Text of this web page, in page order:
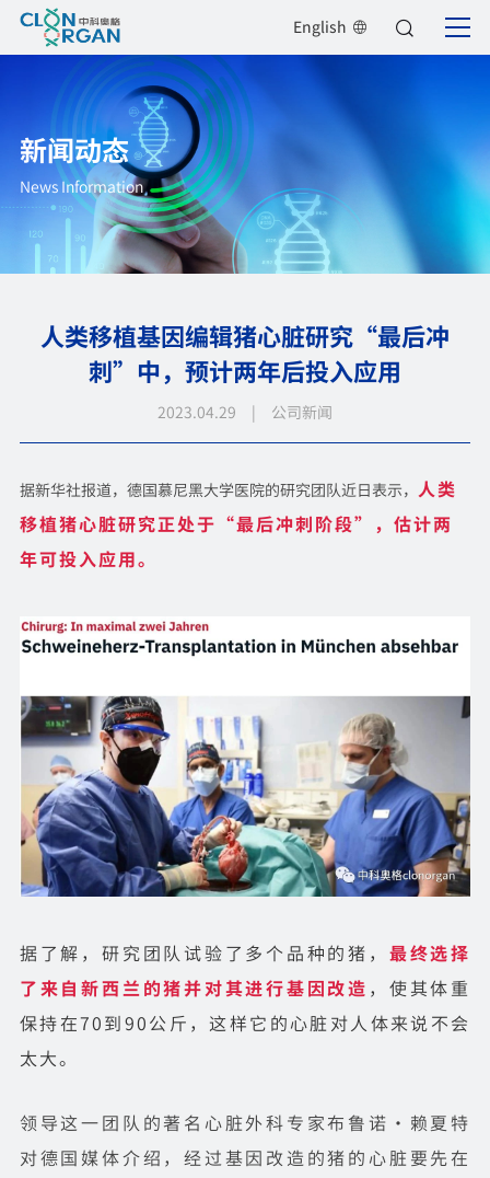
English
新闻动态
News Information
人类移植基因编辑猪心脏研究“最后冲
刺”中，预计两年后投入应用
2023.04.29 | 公司新闻
据新华社报道，德国慕尼黑大学医院的研究团队近日表示， 人类
移植猪心脏研究正处于“最后冲刺阶段”，估计两
年可投入应用。
据了解，研究团队试验了多个品种的猪， 最终选择
了来自新西兰的猪并对其进行基因改造 ，使其体重
保持在70到90公斤，这样它的心脏对人体来说不会
太大。
领导这一团队的著名心脏外科专家布鲁诺·赖夏特
对德国媒体介绍，经过基因改造的猪的心脏要先在